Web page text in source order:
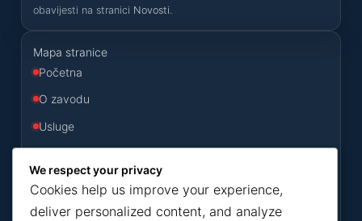
obavijesti na stranici Novosti
Mapa stranice
Početna
O zavodu
Usluge
Odluke
Konkursi
Novosti
We respect your privacy
Cookies help us improve your experience,
deliver personalized content, and analyze